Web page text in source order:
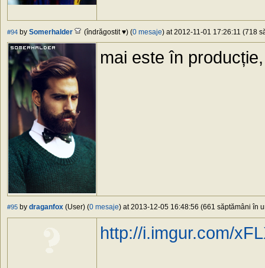
#94 by Somerhalder (îndrăgostit ♥) (0 mesaje) at 2012-11-01 17:26:11 (718
mai este în
#95 by draganfox (User) (0 mesaje) at 2013-12-05 16:48:56 (661 săptămâni în
http://i.imgur.com/